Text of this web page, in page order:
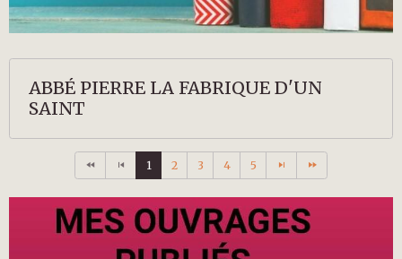
ABBÉ PIERRE LA FABRIQUE D'UN
SAINT
1 2 3 4 5